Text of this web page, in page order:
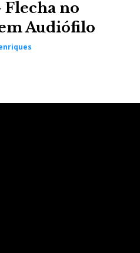
no
Audiófilo